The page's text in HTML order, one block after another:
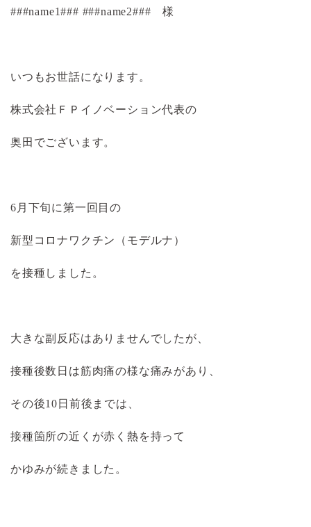
###name1### ###name2### 様
いつもお世話になります。
株式会社ＦＰイノベーション代表の
奥田でございます。
6月下旬に第一回目の
新型コロナワクチン（モデルナ）
を接種しました。
大きな副反応はありませんでしたが、
接種後数日は筋肉痛の様な痛みがあり、
その後10日前後までは、
接種箇所の近くが赤く熱を持って
かゆみが続きました。